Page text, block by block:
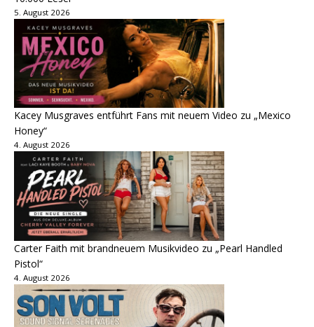
5. August 2026
Kacey Musgraves entführt Fans mit neuem Video zu „Mexico
Honey“
4. August 2026
Carter Faith mit brandneuem Musikvideo zu „Pearl Handled
Pistol“
4. August 2026